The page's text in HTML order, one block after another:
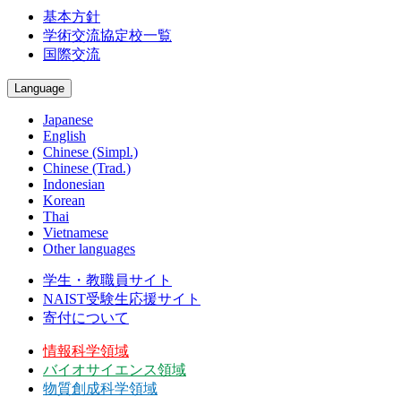
基本方針
学術交流協定校一覧
国際交流
Language
Japanese
English
Chinese (Simpl.)
Chinese (Trad.)
Indonesian
Korean
Thai
Vietnamese
Other languages
学生・教職員サイト
NAIST受験生応援サイト
寄付について
情報科学領域
バイオサイエンス領域
物質創成科学領域